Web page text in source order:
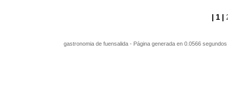
| 1 |
gastronomia de fuensalida - Página generada en 0.0566 segundos